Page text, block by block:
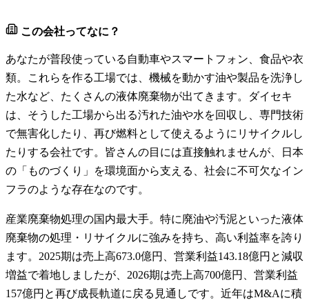
この会社ってなに？
あなたが普段使っている自動車やスマートフォン、食品や衣
類。これらを作る工場では、機械を動かす油や製品を洗浄し
た水など、たくさんの液体廃棄物が出てきます。ダイセキ
は、そうした工場から出る汚れた油や水を回収し、専門技術
で無害化したり、再び燃料として使えるようにリサイクルし
たりする会社です。皆さんの目には直接触れませんが、日本
の「ものづくり」を環境面から支える、社会に不可欠なイン
フラのような存在なのです。
産業廃棄物処理の国内最大手。特に廃油や汚泥といった液体
廃棄物の処理・リサイクルに強みを持ち、高い利益率を誇り
ます。2025期は売上高673.0億円、営業利益143.18億円と減収
増益で着地しましたが、2026期は売上高700億円、営業利益
157億円と再び成長軌道に戻る見通しです。近年はM&Aに積